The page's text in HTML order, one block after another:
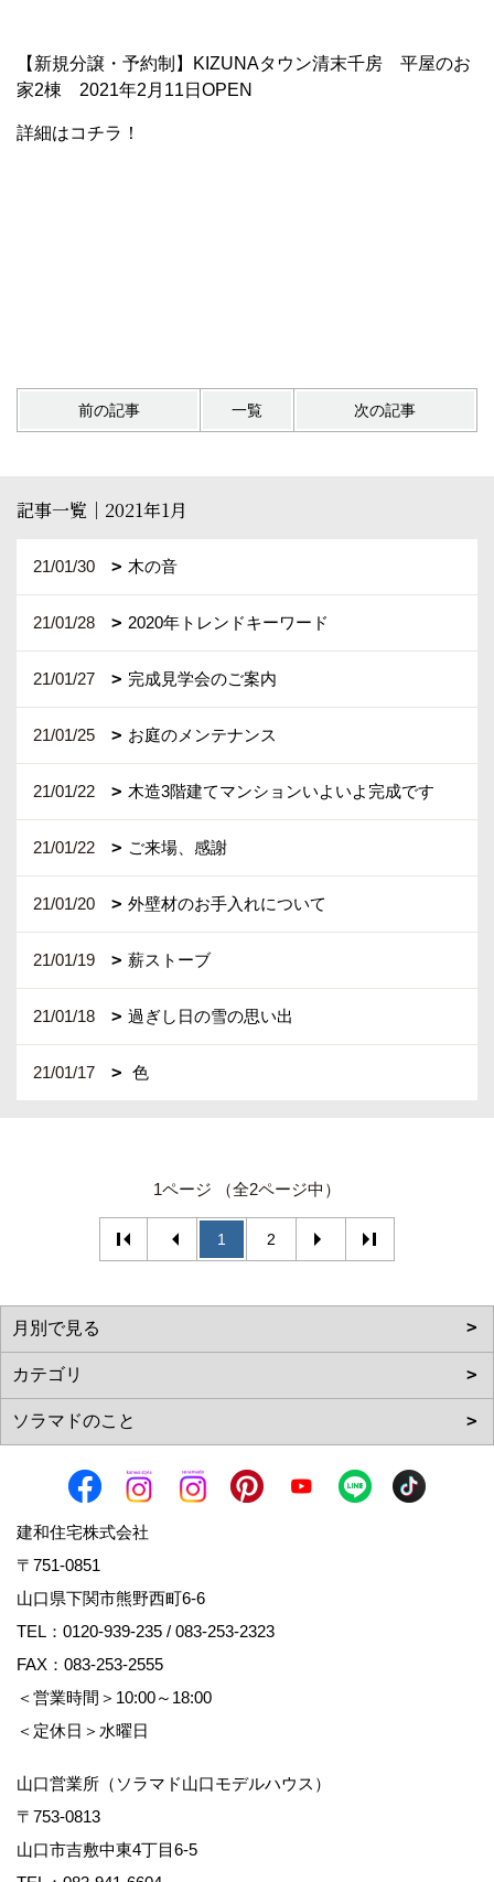
【新規分譲・予約制】KIZUNAタウン清末千房 平屋のお
家2棟 2021年2月11日OPEN
詳細はコチラ！
前の記事 一覧 次の記事
記事一覧｜2021年1月
21/01/30 木の音
21/01/28 2020年トレンドキーワード
21/01/27 完成見学会のご案内
21/01/25 お庭のメンテナンス
21/01/22 木造3階建てマンションいよいよ完成です
21/01/22 ご来場、感謝
21/01/20 外壁材のお手入れについて
21/01/19 薪ストーブ
21/01/18 過ぎし日の雪の思い出
21/01/17 色
1ページ （全2ページ中）
1 2
建和住宅株式会社
〒751-0851
山口県下関市熊野西町6-6
TEL： 0120-939-235 / 083-253-2323
FAX：083-253-2555
＜営業時間＞10:00～18:00
＜定休日＞水曜日
山口営業所（ソラマド山口モデルハウス）
〒753-0813
山口市吉敷中東4丁目6-5